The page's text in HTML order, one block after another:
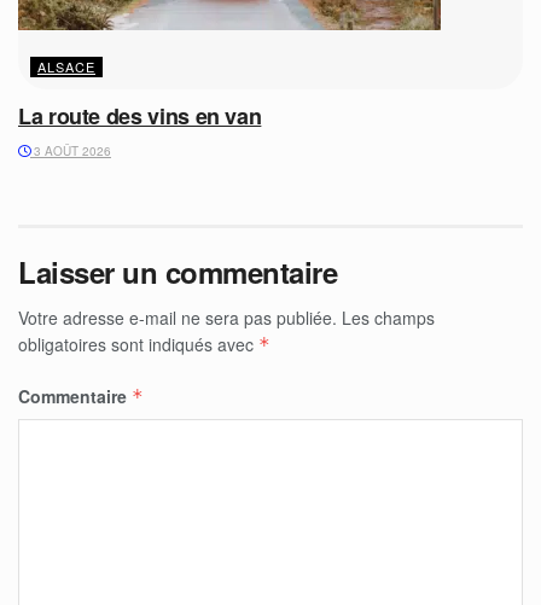
ALSACE
La route des vins en van
3 AOÛT 2026
Laisser un commentaire
Votre adresse e-mail ne sera pas publiée. Les champs
obligatoires sont indiqués avec *
Commentaire *